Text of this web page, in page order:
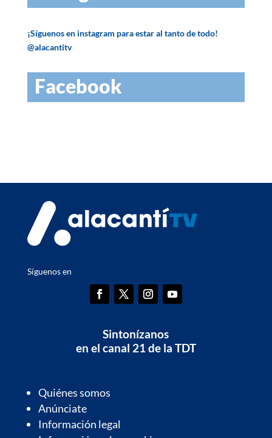
¡Síguenos en instagram para estar al tanto de todo!
@alacantitv
Facebook
Síguenos en
Sintonízanos
en el canal 21 de la TDT
Quiénes somos
Anúnciate
Información legal